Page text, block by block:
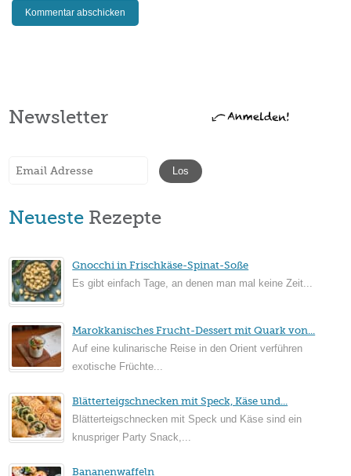
Newsletter
Neueste Rezepte
Gnocchi in Frischkäse-Spinat-Soße
Es gibt einfach Tage, an denen man mal keine Zeit...
Marokkanisches Frucht-Dessert mit Quark von...
Auf eine kulinarische Reise in den Orient verführen
exotische Früchte...
Blätterteigschnecken mit Speck, Käse und...
Blätterteigschnecken mit Speck und Käse sind ein
knuspriger Party Snack,...
Bananenwaffeln